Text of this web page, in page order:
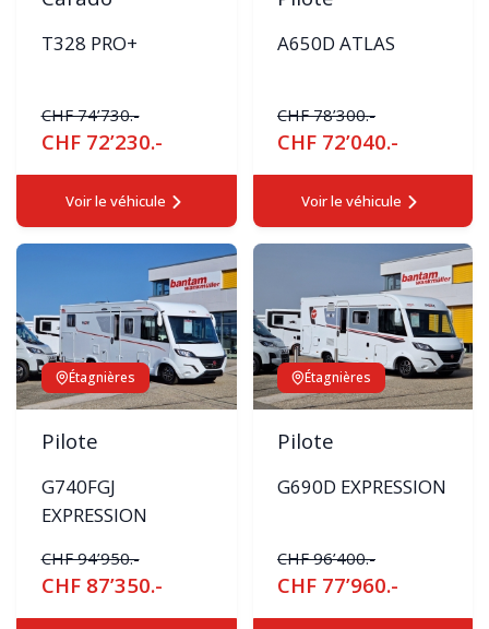
T328 PRO+
CHF 74’730.-
CHF 72’230.-
Voir le véhicule
A650D ATLAS
CHF 78’300.-
CHF 72’040.-
Voir le véhicule
Étagnières
Pilote
G740FGJ
EXPRESSION
CHF 94’950.-
CHF 87’350.-
Étagnières
Pilote
G690D EXPRESSION
CHF 96’400.-
CHF 77’960.-